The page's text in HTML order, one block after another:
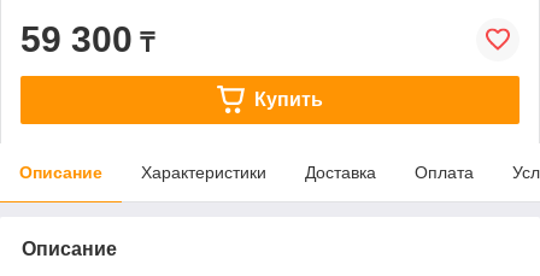
59 300 ₸
Купить
Описание Характеристики Доставка Оплата
Описание